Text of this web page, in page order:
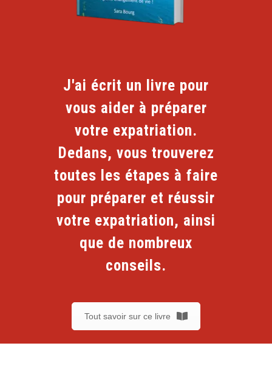
J'ai écrit un livre pour
vous aider à préparer
votre expatriation.
Dedans, vous trouverez
toutes les étapes à faire
pour préparer et réussir
votre expatriation, ainsi
que de nombreux
conseils.
Tout savoir sur ce livre